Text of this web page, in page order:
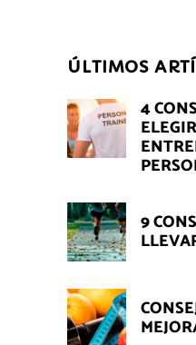
ÚLTIMOS
4
9